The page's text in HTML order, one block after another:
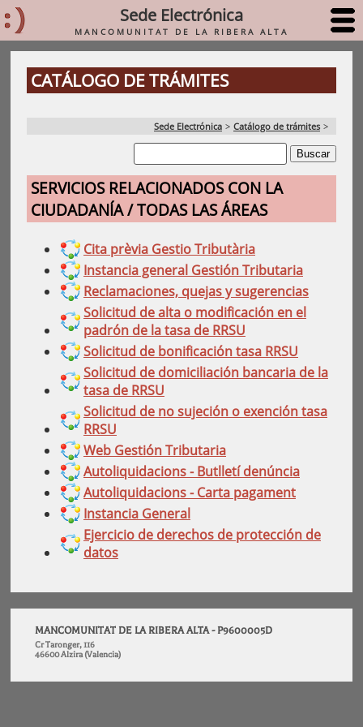
Sede Electrónica
MANCOMUNITAT DE LA RIBERA ALTA
CATÁLOGO DE TRÁMITES
Sede Electrónica > Catálogo de trámites >
SERVICIOS RELACIONADOS CON LA
CIUDADANÍA / TODAS LAS ÁREAS
Cita prèvia Gestio Tributària
Instancia general Gestión Tributaria
Reclamaciones, quejas y sugerencias
Solicitud de alta o modificación en el
padrón de la tasa de RRSU
Solicitud de bonificación tasa RRSU
Solicitud de domiciliación bancaria de la
tasa de RRSU
Solicitud de no sujeción o exención tasa
RRSU
Web Gestión Tributaria
Autoliquidacions - Butlletí denúncia
Autoliquidacions - Carta pagament
Instancia General
Ejercicio de derechos de protección de
datos
MANCOMUNITAT DE LA RIBERA ALTA - P9600005D
Cr Taronger, 116
46600 Alzira (Valencia)